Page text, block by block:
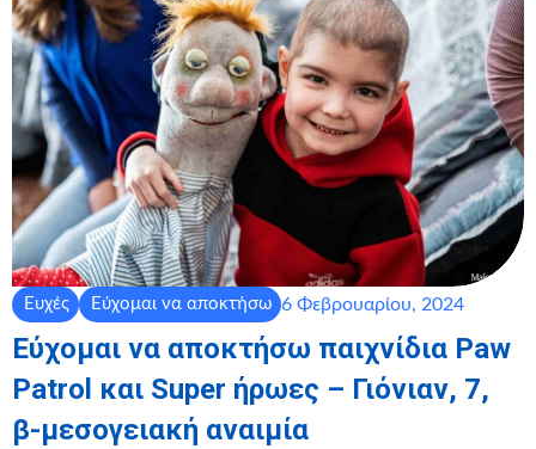
Ευχές Εύχομαι να αποκτήσω 6 Φεβρουαρίου, 2024
Εύχομαι να αποκτήσω παιχνίδια Paw
Patrol και Super ήρωες – Γιόνιαν, 7,
β-μεσογειακή αναιμία